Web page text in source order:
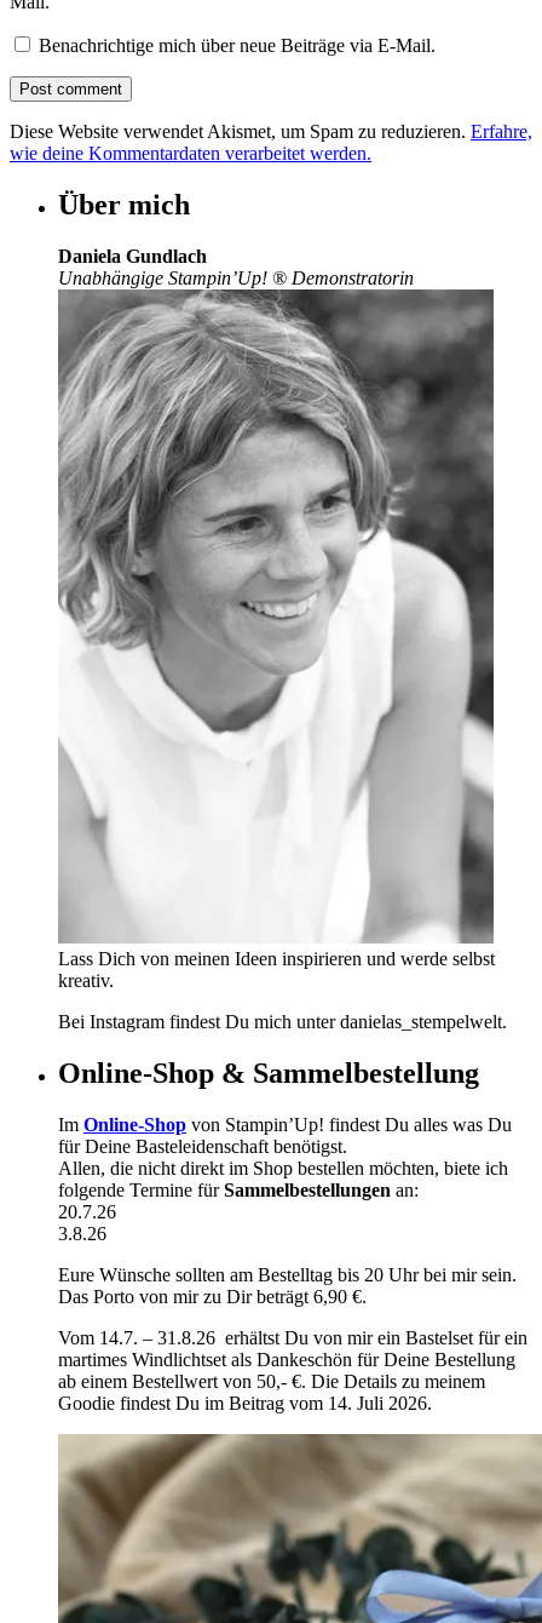
Benachrichtige mich über neue Beiträge via E-Mail.
Diese Website verwendet Akismet, um Spam zu reduzieren. Erfahre,
wie deine Kommentardaten verarbeitet werden.
Über mich
Daniela Gundlach
Unabhängige Stampin’Up! ® Demonstratorin
Lass Dich von meinen Ideen inspirieren und werde selbst
kreativ.
Bei Instagram findest Du mich unter danielas_stempelwelt.
Online-Shop & Sammelbestellung
Im Online-Shop von Stampin’Up! findest Du alles was Du
für Deine Basteleidenschaft benötigst.
Allen, die nicht direkt im Shop bestellen möchten, biete ich
folgende Termine fürSammelbestellungen an:
20.7.26
3.8.26
Eure Wünsche sollten am Bestelltag bis 20 Uhr bei mir sein.
Das Porto von mir zu Dir beträgt 6,90 €.
Vom 14.7. – 31.8.26 erhältst Du von mir ein Bastelset für ein
martimes Windlichtset als Dankeschön für Deine Bestellung
ab einem Bestellwert von 50,- €. Die Details zu meinem
Goodie findest Du im Beitrag vom 14. Juli 2026.